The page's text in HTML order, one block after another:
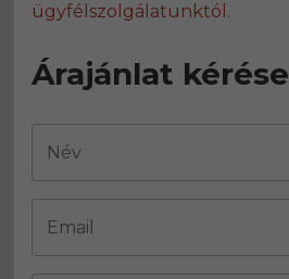
ügyfélszolgálatunktól.
Árajánlat kérése